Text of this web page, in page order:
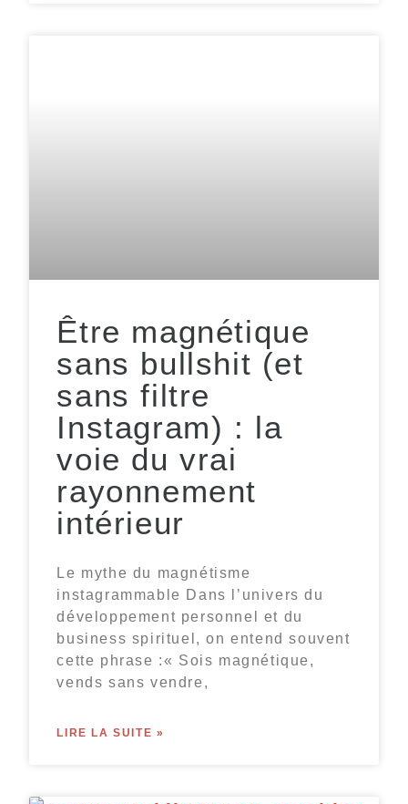
Être magnétique
sans bullshit (et
sans filtre
Instagram) : la
voie du vrai
rayonnement
intérieur
Le mythe du magnétisme
instagrammable Dans l’univers du
développement personnel et du
business spirituel, on entend souvent
cette phrase :« Sois magnétique,
vends sans vendre,
LIRE LA SUITE »